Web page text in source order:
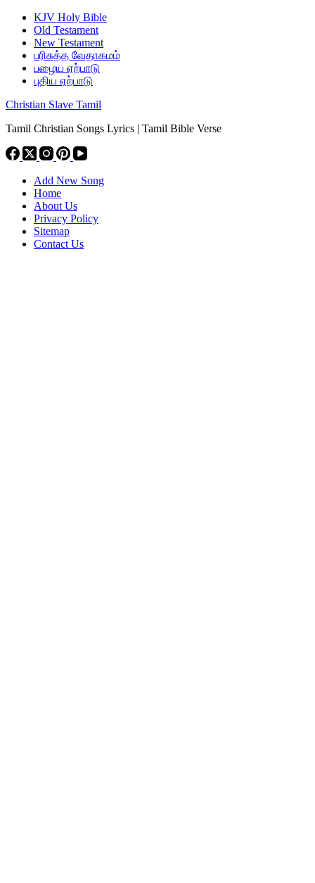
KJV Holy Bible
Old Testament
New Testament
பரிசுத்த வேதாகமம்
பழைய ஏற்பாடு
புதிய ஏற்பாடு
Christian Slave Tamil
Tamil Christian Songs Lyrics | Tamil Bible Verse
Add New Song
Home
About Us
Privacy Policy
Sitemap
Contact Us